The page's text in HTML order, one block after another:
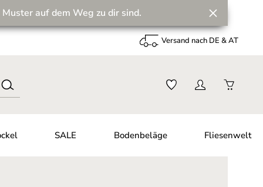
auf dem Weg zu dir sind.
Versand nach DE & AT
SALE Bodenbeläge Fliesenwelt